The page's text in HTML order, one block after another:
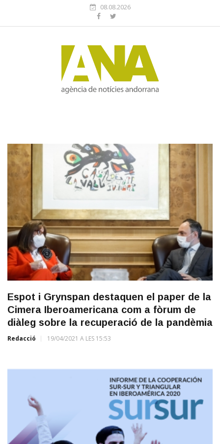
08.08.2026
Espot i Grynspan destaquen el paper de la
Cimera Iberoamericana com a fòrum de
diàleg sobre la recuperació de la pandèmia
Redacció 19/04/2021 A LES 15:53